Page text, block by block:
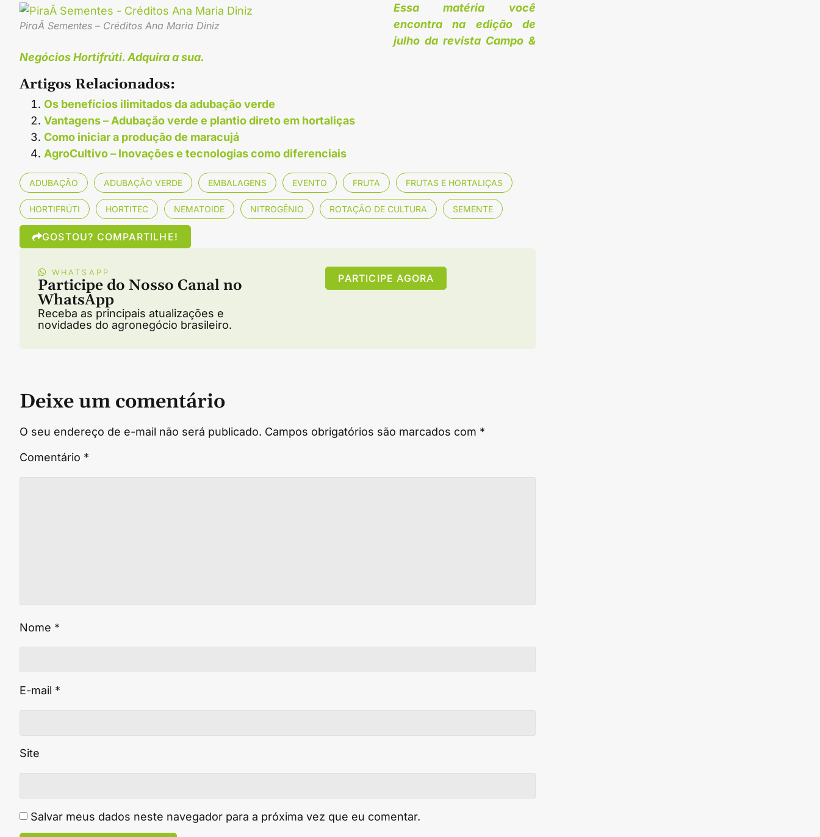
PiraÃ­ Sementes – Créditos Ana Maria Diniz
Essa matéria você
encontra na edição de
julho da revista Campo &
Negócios Hortifrúti. Adquira a sua.
Artigos Relacionados:
Os benefícios ilimitados da adubação verde
Vantagens – Adubação verde e plantio direto em hortaliças
Como iniciar a produção de maracujá
AgroCultivo – Inovações e tecnologias como diferenciais
ADUBAÇÃO ADUBAÇÃO VERDE EMBALAGENS EVENTO FRUTA FRUTAS E HORTALIÇAS
HORTIFRÚTI HORTITEC NEMATOIDE NITROGÊNIO ROTAÇÃO DE CULTURA SEMENTE
GOSTOU? COMPARTILHE!
WHATSAPP
Participe do Nosso Canal no
WhatsApp
Receba as principais atualizações e
novidades do agronegócio brasileiro.
PARTICIPE AGORA
Deixe um comentário
O seu endereço de e-mail não será publicado. Campos obrigatórios são marcados com *
Comentário *
Nome *
E-mail *
Site
Salvar meus dados neste navegador para a próxima vez que eu comentar.